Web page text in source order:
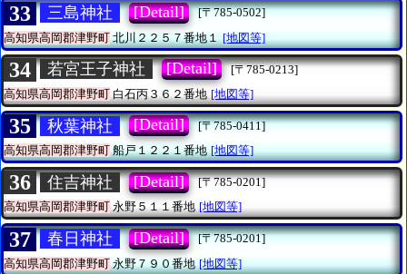
33 三島神社 [Detail]
[〒785-0502]
高知県高岡郡津野町北川２２５７番地１ [地図等]
34 若宮王子神社 [Detail]
[〒785-0213]
高知県高岡郡津野町 白石丙３６２番地 [地図等]
35 秋葉神社 [Detail]
[〒785-0411]
高知県高岡郡津野町船戸１２２１番地 [地図等]
36 住吉神社 [Detail]
[〒785-0201]
高知県高岡郡津野町永野５１１番地 [地図等]
37 春日神社 [Detail]
[〒785-0201]
高知県高岡郡津野町永野７９０番地 [地図等]